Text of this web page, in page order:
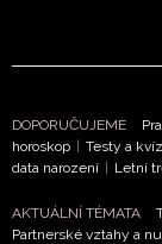
DOPORUČUJEME
horoskop | Testy a
data narození | Letní
AKTUÁLNÍ TÉMATA
Partnerské vztahy a